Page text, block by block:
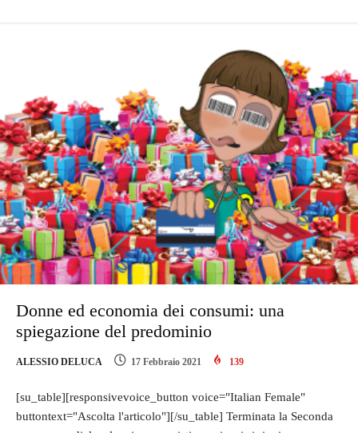
Donne ed economia dei consumi: una
spiegazione del predominio
ALESSIO DELUCA 17 Febbraio 2021 139
[su_table][responsivevoice_button voice="Italian Female"
buttontext="Ascolta l'articolo"][/su_table] Terminata la Seconda